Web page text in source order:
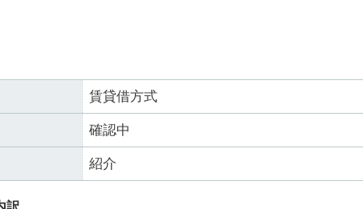
賃貸借方式
確認中
紹介